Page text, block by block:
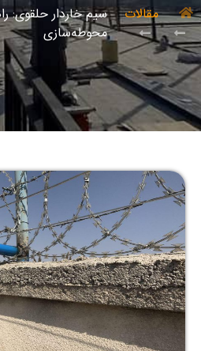
مقالات
سیم خاردار حلقوی:
محوطه‌سازی